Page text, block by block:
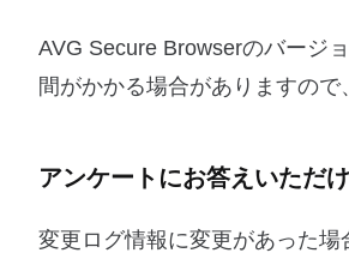
AVG Secure Browserのバージ
間がかかる場合がありますの
アンケートにお答えいただ
変更ログ情報に変更があった場